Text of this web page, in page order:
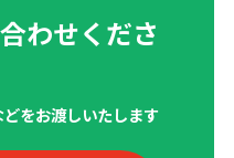
わせくださ
をお渡しいたします